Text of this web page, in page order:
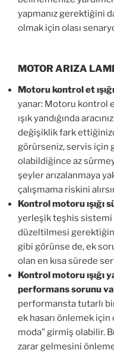
yapmanız gerektiğini
olmak için olası
MOTOR ARIZA
Motoru kontrol et
yanar: Motoru kontrol et
ışık yandığında
değişiklik fark
görürseniz, servis için
olabildiğince az
şeyler arızalanmaya
çalışmama riskini
Kontrol motoru ışığı
yerleşik teşhis sistemi
düzeltilmesi gerektiğini
gibi görünse de, ek
olan en kısa sürede
Kontrol motoru ışığı
performans sorunu
performansta tutarlı
ek hasarı önlemek
moda” girmiş olabilir.
zarar gelmesini